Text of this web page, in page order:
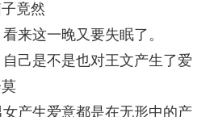
竟然
来这一晚又要失眠了。
己是不是也对王文产生了爱
产生爱意都是在无形中的产